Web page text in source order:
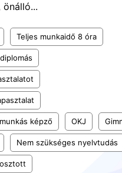
önálló...
Teljes munkaidő 8 óra
képző OKJ
Nem szükséges nyelvtudás